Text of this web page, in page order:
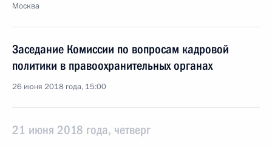
Москва
Заседание Комиссии по вопросам кадровой
политики в правоохранительных органах
26 июня 2018 года, 15:00
21 июня 2018 года, четверг